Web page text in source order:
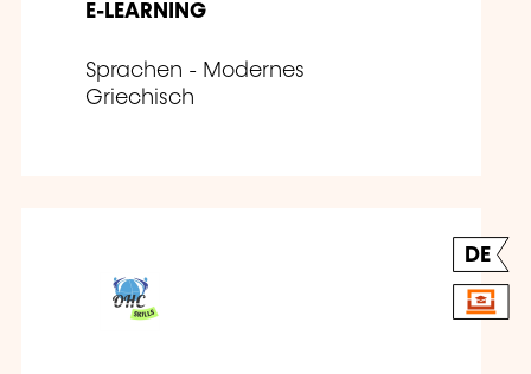
E-LEARNING
Sprachen - Modernes
Griechisch
DE